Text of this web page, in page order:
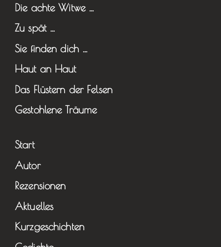
Die achte Witwe …
Zu spät …
Sie finden dich …
Haut an Haut
Das Flüstern der Felsen
Gestohlene Träume
Start
Autor
Rezensionen
Aktuelles
Kurzgeschichten